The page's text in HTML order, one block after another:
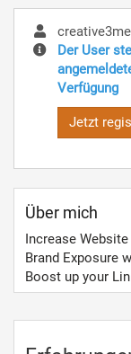
Der User
Verfügung
Jetzt
Über mich
Increase
Brand Exposure
Boost up your